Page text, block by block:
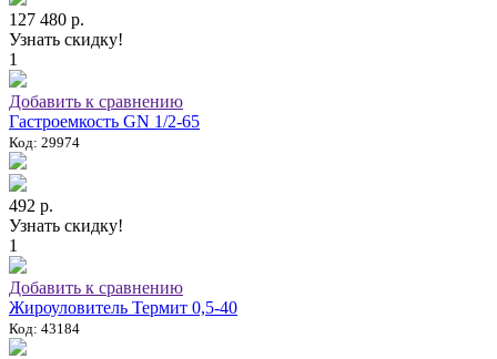
127 480 р.
Узнать скидку!
1
Добавить к сравнению
Гастроемкость GN 1/2-65
Код: 29974
492 р.
Узнать скидку!
1
Добавить к сравнению
Жироуловитель Термит 0,5-40
Код: 43184